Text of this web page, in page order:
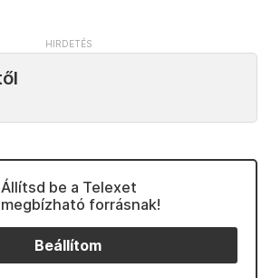
Állítsd be a Telexet
megbízható forrásnak!
Beállítom